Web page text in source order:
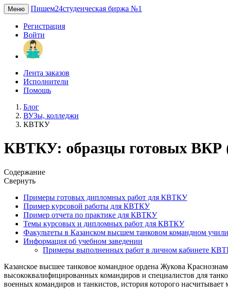
Меню Пишем24студенческая биржа №1
Регистрация
Войти
Лента заказов
Исполнители
Помощь
Блог
ВУЗы, колледжи
КВТКУ
КВТКУ: образцы готовых ВКР
Содержание
Свернуть
Примеры готовых дипломных работ для КВТКУ
Пример курсовой работы для КВТКУ
Пример отчета по практике для КВТКУ
Темы курсовых и дипломных работ для КВТКУ
Факультеты в Казанском высшем танковом командном
Информация об учебном заведении
Примеры выполненных работ в личном кабинете
Казанское высшее танковое командное ордена Жукова
высококвалифицированных командиров и специалистов для
военных командиров и танкистов, история которого